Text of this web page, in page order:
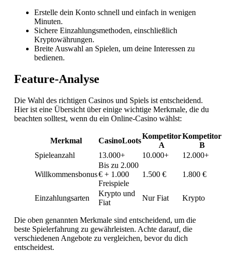
Erstelle dein Konto schnell und einfach in wenigen
Minuten.
Sichere Einzahlungsmethoden, einschließlich
Kryptowährungen.
Breite Auswahl an Spielen, um deine Interessen zu
bedienen.
Feature-Analyse
Die Wahl des richtigen Casinos und Spiels ist entscheidend.
Hier ist eine Übersicht über einige wichtige Merkmale, die du
beachten solltest, wenn du ein Online-Casino wählst:
Merkmal CasinoLoots
Kompetitor
A
Kompetitor
B
Spieleanzahl
13.000+ 10.000+ 12.000+
Willkommensbonus
Bis zu 2.000
€ + 1.000
Freispiele
1.500 € 1.800 €
Einzahlungsarten
Krypto und
Fiat
Nur Fiat Krypto
Die oben genannten Merkmale sind entscheidend, um die
beste Spielerfahrung zu gewährleisten. Achte darauf, die
verschiedenen Angebote zu vergleichen, bevor du dich
entscheidest.